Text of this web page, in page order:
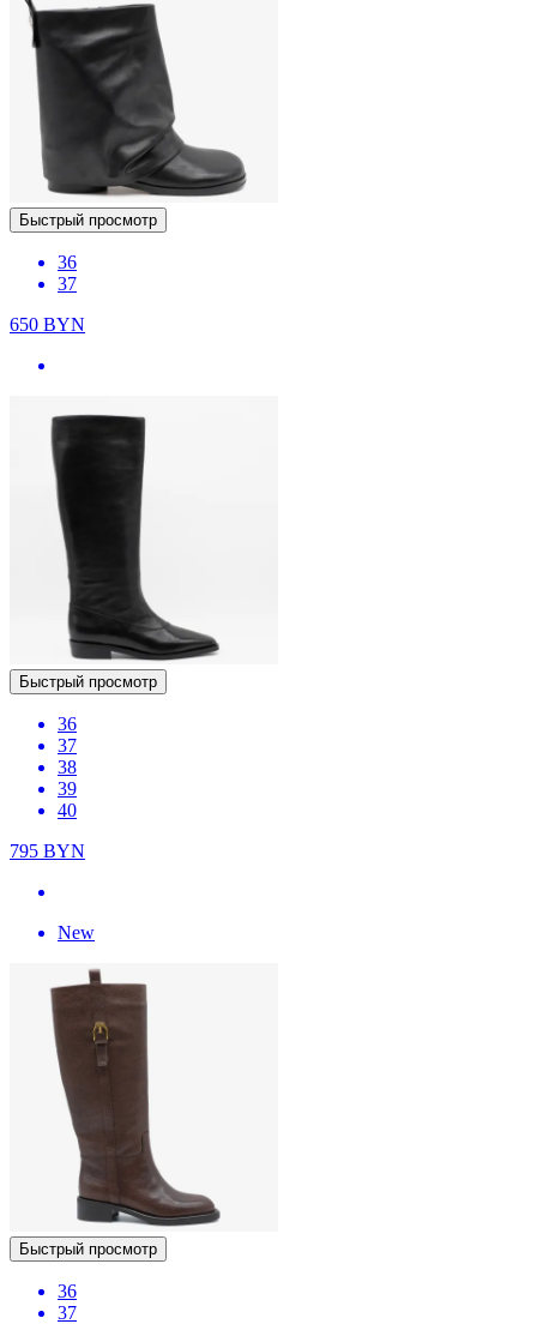
Быстрый просмотр
36
37
650 BYN
Быстрый просмотр
36
37
38
39
40
795 BYN
New
Быстрый просмотр
36
37